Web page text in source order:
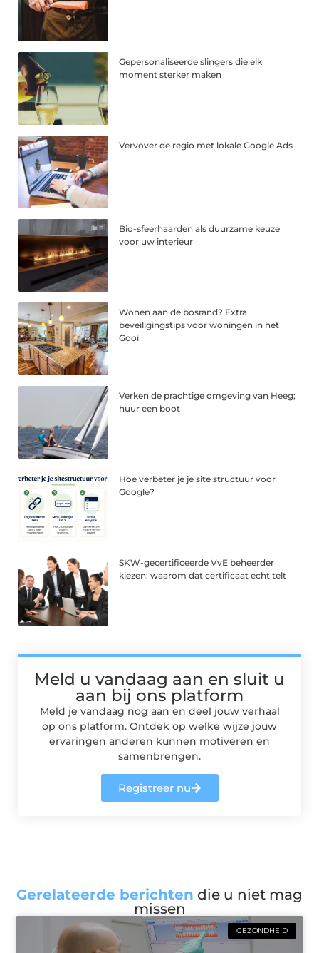
Gepersonaliseerde slingers die elk
moment sterker maken
Vervover de regio met lokale Google Ads
Bio-sfeerhaarden als duurzame keuze
voor uw interieur
Wonen aan de bosrand? Extra
beveiligingstips voor woningen in het
Gooi
Verken de prachtige omgeving van Heeg;
huur een boot
Hoe verbeter je je site structuur voor
Google?
SKW-gecertificeerde VvE beheerder
kiezen: waarom dat certificaat echt telt
Meld u vandaag aan en sluit u
aan bij ons platform
Meld je vandaag nog aan en deel jouw verhaal
op ons platform. Ontdek op welke wijze jouw
ervaringen anderen kunnen motiveren en
samenbrengen.
Registreer nu
Gerelateerde berichten die u niet mag
missen
GEZONDHEID